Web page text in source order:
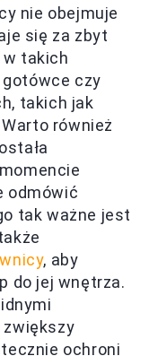
nie obejmuje
się za zbyt
w takich
czy
takich jak
również
odmówić
tak ważne jest
, aby
do jej wnętrza.
zwiększy
ochroni